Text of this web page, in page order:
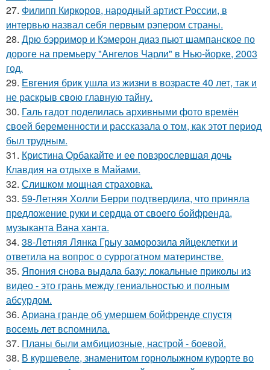
27. Филипп Киркоров, народный артист России, в
интервью назвал себя первым рэпером страны.
28. Дрю бэрримор и Кэмерон диаз пьют шампанское по
дороге на премьеру "Ангелов Чарли" в Нью-йорке, 2003
год.
29. Евгения брик ушла из жизни в возрасте 40 лет, так и
не раскрыв свою главную тайну.
30. Галь гадот поделилась архивными фото времён
своей беременности и рассказала о том, как этот период
был трудным.
31. Кристина Орбакайте и ее повзрослевшая дочь
Клавдия на отдыхе в Майами.
32. Слишком мощная страховка.
33. 59-Летняя Холли Берри подтвердила, что приняла
предложение руки и сердца от своего бойфренда,
музыканта Вана ханта.
34. 38-Летняя Лянка Грыу заморозила яйцеклетки и
ответила на вопрос о суррогатном материнстве.
35. Япония снова выдала базу: локальные приколы из
видео - это грань между гениальностью и полным
абсурдом.
36. Ариана гранде об умершем бойфренде спустя
восемь лет вспомнила.
37. Планы были амбициозные, настрой - боевой.
38. В куршевеле, знаменитом горнолыжном курорте во